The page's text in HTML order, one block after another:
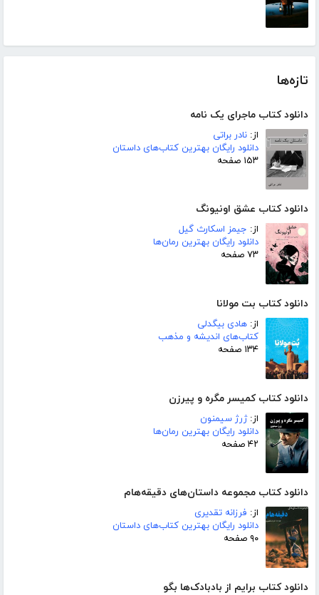
تازه‌ها
دانلود کتاب ماجرای یک نامه
از: نادر براتی
دانلود رایگان بهترین کتاب‌های داستان
۱۵۳ صفحه
دانلود کتاب عشق اونیونگ
از: جیمز اسکارث گیل
دانلود رایگان بهترین رمان‌ها
۷۳ صفحه
دانلود کتاب بت مولانا
از: هادی بیگدلی
کتاب‌های اندیشه و مذهب
۱۳۴ صفحه
دانلود کتاب کمیسر مگره و پیرزن
از:ژرژ سیمنون
دانلود رایگان بهترین رمان‌ها
۴۲ صفحه
دانلود کتاب مجموعه داستان‌های دقیقه‌هام
از: فرزانه تقدیری
دانلود رایگان بهترین کتاب‌های داستان
۹۰ صفحه
دانلود کتاب برایم از بادبادک‌ها بگو